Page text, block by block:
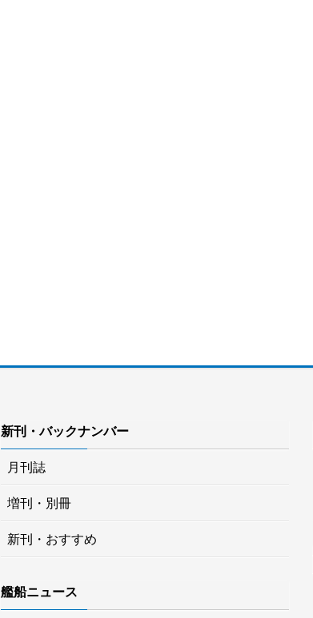
新刊・バックナンバー
月刊誌
増刊・別冊
新刊・おすすめ
艦船ニュース